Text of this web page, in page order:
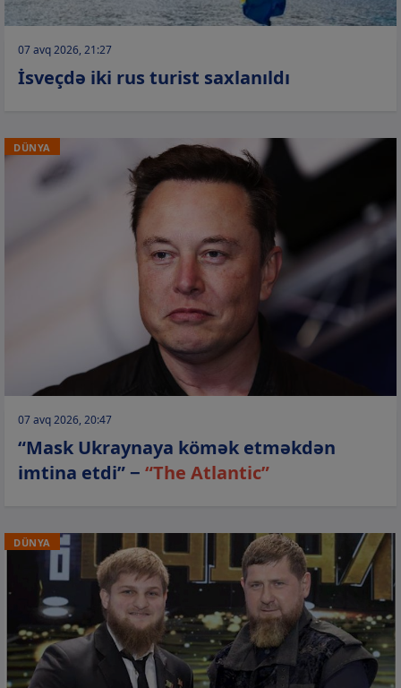
07 avq 2026, 21:27
İsveçdə iki rus turist saxlanıldı
DÜNYA
07 avq 2026, 20:47
“Mask Ukraynaya kömək etməkdən
imtina etdi” − “The Atlantic”
DÜNYA